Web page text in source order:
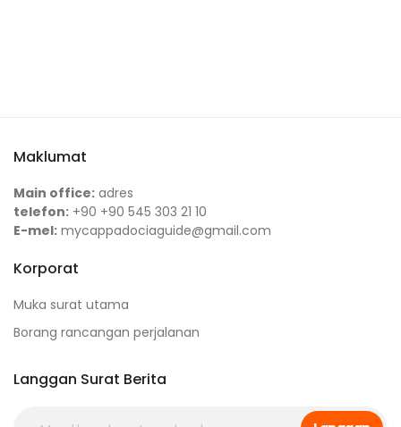
Maklumat
Main office: adres
telefon: +90 +90 545 303 21 10
E-mel: mycappadociaguide@gmail.com
Korporat
Muka surat utama
Borang rancangan perjalanan
Langgan Surat Berita